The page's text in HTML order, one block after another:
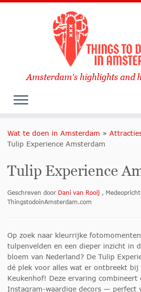
Amsterdam's highlights and
Wat te doen in Amsterdam »
Tulip Experience Amsterdam
Tulip Experience
Geschreven door Dani van Rooij ,
ThingstodoinAmsterdam.com
Op zoek naar kleurrijke
tulpenvelden en een dieper inzicht in
bloem van Nederland? De Tulip
dé plek voor alles wat er ontbreekt bij
Keukenhof! Deze ervaring combineert
Instagram-waardige decors — perfect